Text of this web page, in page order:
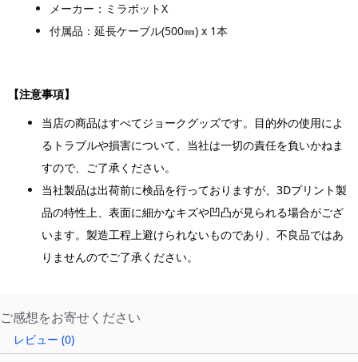
メーカー：ミラボットX
付属品：延長ケーブル(500㎜) x 1本
【注意事項】
当店の商品はすべてジョークグッズです。目的外の使用によ
るトラブルや損害について、当社は一切の責任を負いかねま
すので、ご了承ください。
当社製品は出荷前に検品を行っておりますが、3Dプリント製
品の特性上、表面に細かなキズや凹凸が見られる場合がござ
います。製造工程上避けられないものであり、不良品ではあ
りませんのでご了承ください。
ご感想をお寄せください
レビュー (0)